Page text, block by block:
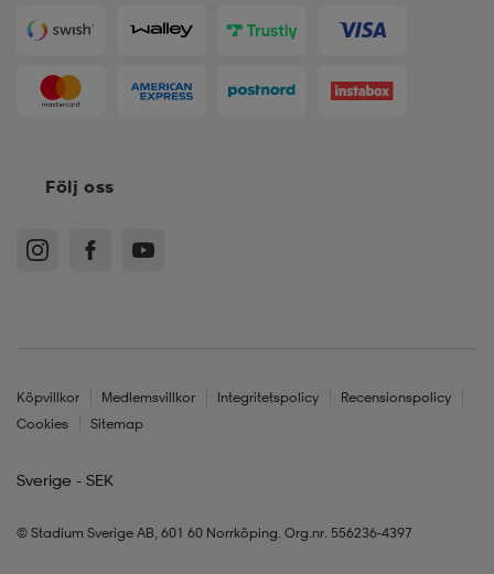
Följ oss
Köpvillkor Medlemsvillkor Integritetspolicy
Recensionspolicy
Cookies
Sitemap
Sverige - SEK
© Stadium Sverige AB, 601 60 Norrköping. Org.nr. 556236-4397